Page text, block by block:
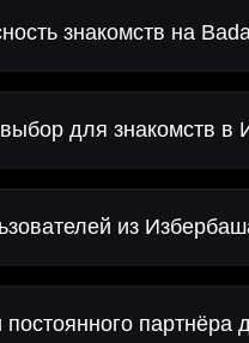
знакомств на
для знакомств в
из
партнёра